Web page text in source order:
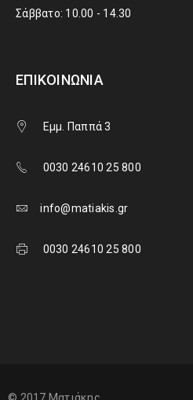
Σάββατο: 10.00 - 14.30
ΕΠΙΚΟΙΝΩΝΊΑ
Εμμ. Παππά 3
0030 24610 25 800
info@matiakis.gr
0030 24610 25 800